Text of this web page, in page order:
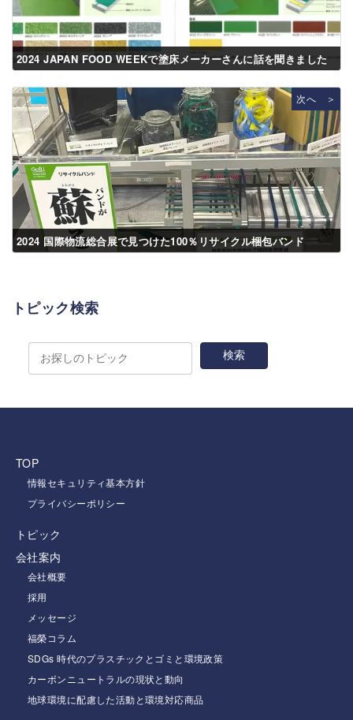
2024 JAPAN FOOD WEEKで塗床メーカーさんに話を聞きました
次へ ＞
2024 国際物流総合展で見つけた100％リサイクル梱包バンド
トピック検索
TOP
情報セキュリティ基本方針
プライバシーポリシー
トピック
会社案内
会社概要
採用
メッセージ
福榮コラム
SDGs 時代のプラスチックとゴミと環境政策
カーボンニュートラルの現状と動向
地球環境に配慮した活動と環境対応商品